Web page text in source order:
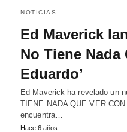
NOTICIAS
Ed Maverick
No Tiene Nada
Eduardo’
Ed Maverick ha revelado un
TIENE NADA QUE VER
encuentra…
Hace 6 años